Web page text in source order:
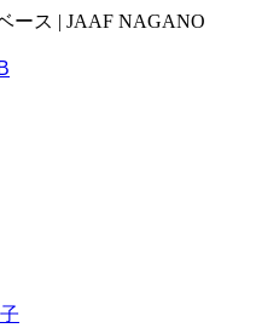
ース | JAAF NAGANO